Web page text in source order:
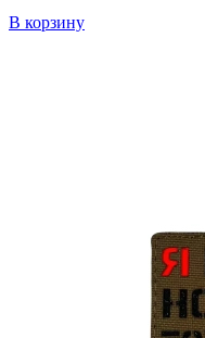
В корзину